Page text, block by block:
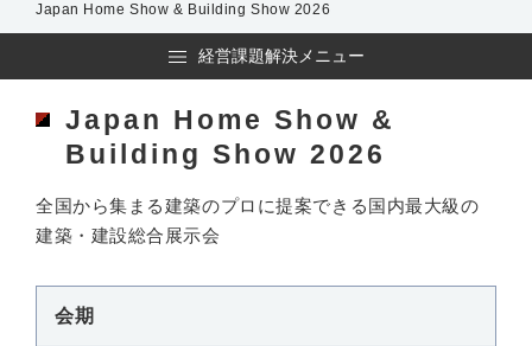
Japan Home Show & Building Show 2026
経営課題解決メニュー
Japan Home Show &
Building Show 2026
全国から集まる建築のプロに提案できる国内最大級の
建築・建設総合展示会
会期